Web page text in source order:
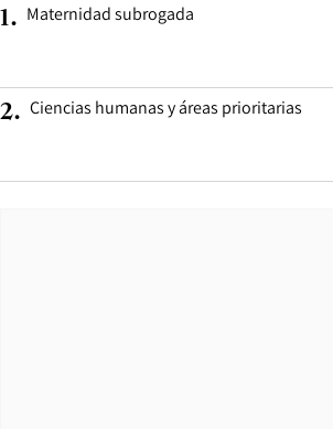
1. Maternidad subrogada
2. Ciencias humanas y áreas prioritarias